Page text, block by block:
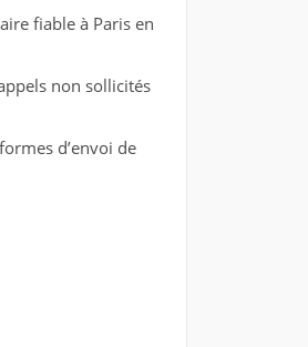
fiable à Paris en
non sollicités
d’envoi de